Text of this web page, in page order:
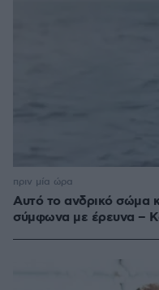
Αυτό το ανδρικό σώμα
σύμφωνα με έρευνα –
πριν μία ώρα